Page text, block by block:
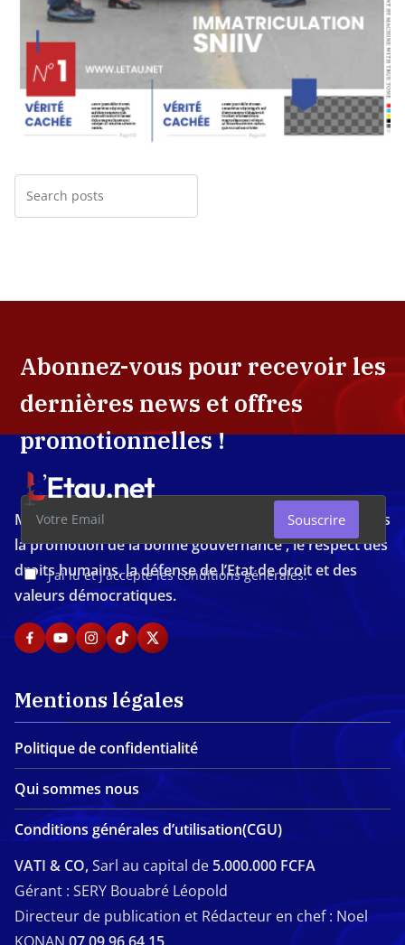
Abonnez-vous pour recevoir les
dernières news et offres
promotionnelles !
J'ai lu et j'accepte les conditions générales.
Souscrire
Média d'investigation ivoirien résolument engagé dans
la promotion de la bonne gouvernance , le respect des
droits humains, la défense de l’Etat de droit et des
valeurs démocratiques.
Mentions légales
Politique de confidentialité
Qui sommes nous
Conditions générales d’utilisation(CGU)
VATI & CO,Sarl au capital de 5.000.000 FCFA
Gérant : SERY Bouabré Léopold
Directeur de publication et Rédacteur en chef : Noel